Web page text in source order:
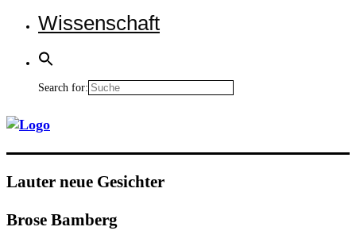
Wis­sen­schaft
Search for:
Lau­ter neue Gesichter
Bro­se Bamberg